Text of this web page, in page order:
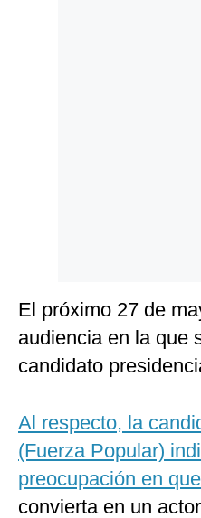
El próximo 27 de
audiencia en la que
candidato
Al respecto, la
(Fuerza Popular)
preocupación en
convierta en un